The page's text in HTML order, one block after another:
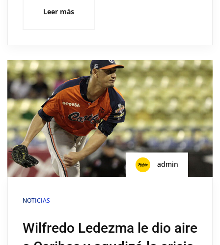
Leer más
admin
NOTICIAS
Wilfredo Ledezma le dio aire